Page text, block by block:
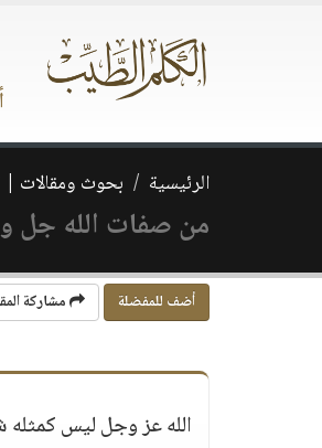
الرئيسية بحوث ومقالات |
من صفات الله جل
أضف للمفضلة مشاركة
الله عز وجل ليس كمثله